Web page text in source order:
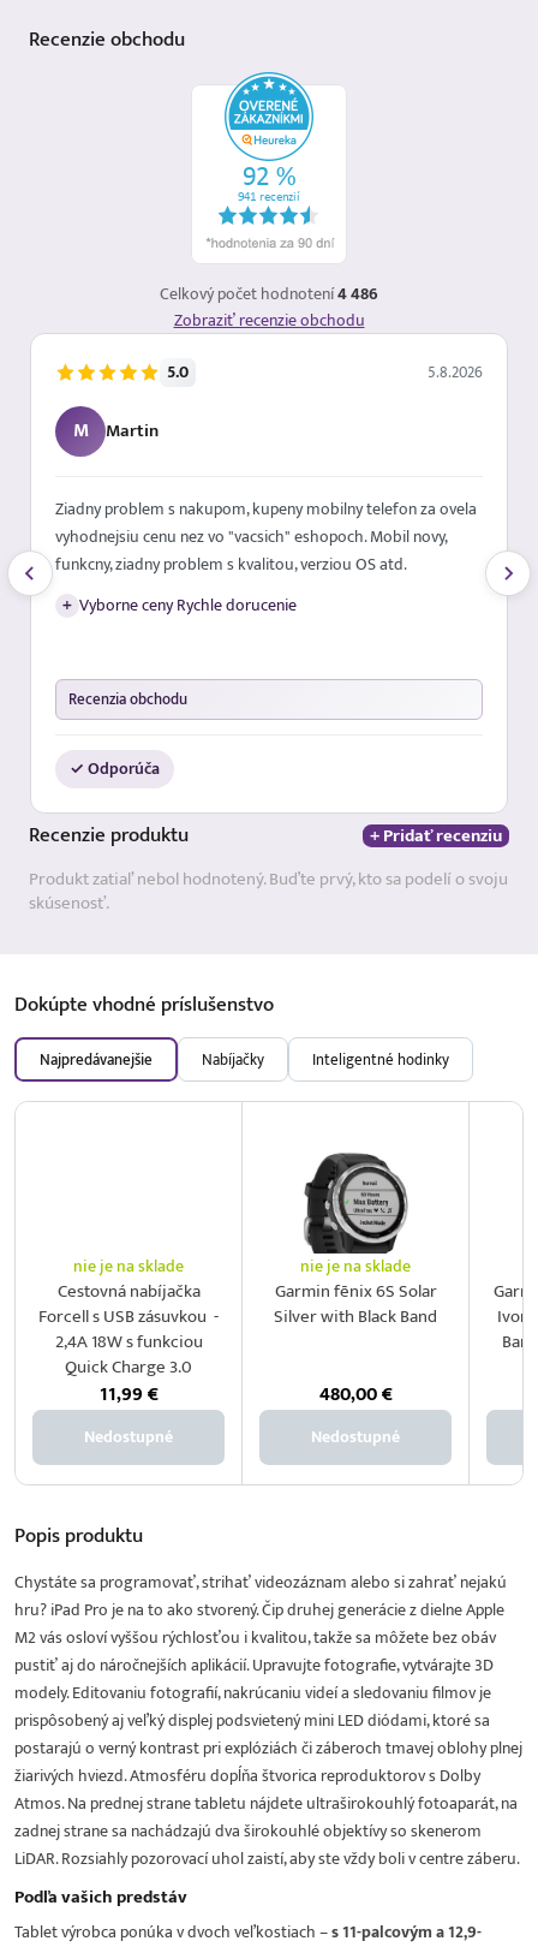
Recenzieobchodu
Celkový počet hodnotení4 486
Zobraziť recenzie obchodu
5.0 5.8.2026
M Martin
Ziadny problem s nakupom, kupeny mobilny telefon za ovela
vyhodnejsiu cenu nez vo "vacsich" eshopoch. Mobil novy,
funkcny, ziadny problem s kvalitou, verziou OS atd.
+ Vyborne ceny Rychle dorucenie
Recenzia obchodu
✓ Odporúča
Recenzie produktu
+ Pridať recenziu
Produkt zatiaľ nebol hodnotený. Buďte prvý, kto sa podelí o svoju
skúsenosť.
Dokúpte vhodné príslušenstvo
Najpredávanejšie Nabíjačky Inteligentné hodinky
nie je na sklade
‎Cestovná nabíjačka
Forcell s USB zásuvkou‎ ‎ -
2,4A 18W s funkciou
Quick Charge 3.0‎
11,99€
Nedostupné
nie je na sklade
Garmin fēnix 6S Solar
Silver with Black Band
480,00€
Nedostupné
Popisproduktu
Chystáte sa programovať, strihať videozáznam alebo si zahrať nejakú
hru? iPad Pro je na to ako stvorený. Čip druhej generácie z dielne Apple
M2 vás osloví vyššou rýchlosťou i kvalitou, takže sa môžete bez obáv
pustiť aj do náročnejších aplikácií. Upravujte fotografie, vytvárajte 3D
modely. Editovaniu fotografií, nakrúcaniu videí a sledovaniu filmov je
prispôsobený aj veľký displej podsvietený mini LED diódami, ktoré sa
postarajú o verný kontrast pri explóziách či záberoch tmavej oblohy plnej
žiarivých hviezd. Atmosféru dopĺňa štvorica reproduktorov s Dolby
Atmos. Na prednej strane tabletu nájdete ultraširokouhlý fotoaparát, na
zadnej strane sa nachádzajú dva širokouhlé objektívy so skenerom
LiDAR. Rozsiahly pozorovací uhol zaistí, aby ste vždy boli v centre záberu.
Podľa vašich predstáv
Tablet výrobca ponúka v dvoch veľkostiach –s 11-palcovým a 12,9-